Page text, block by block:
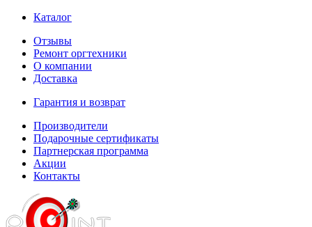
Каталог
Отзывы
Ремонт оргтехники
О компании
Доставка
Гарантия и возврат
Производители
Подарочные сертификаты
Партнерская программа
Акции
Контакты